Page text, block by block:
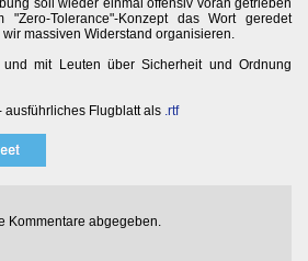
soll wieder einmal offensiv voran getrieben
Tolerance"-Konzept das Wort geredet
massiven Widerstand organisieren.
und mit Leuten über Sicherheit und Ordnung
ausführliches Flugblatt als .rtf
Kommentare abgegeben.